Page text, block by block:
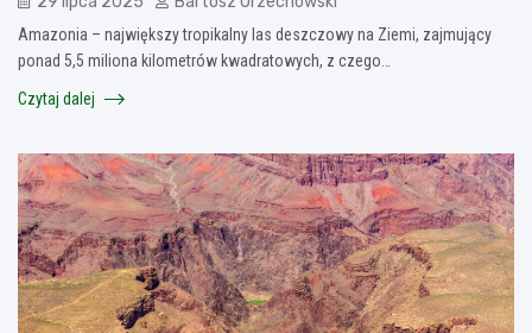
Amazonia – największy tropikalny las deszczowy na Ziemi, zajmujący
ponad 5,5 miliona kilometrów kwadratowych, z czego…
Czytaj dalej